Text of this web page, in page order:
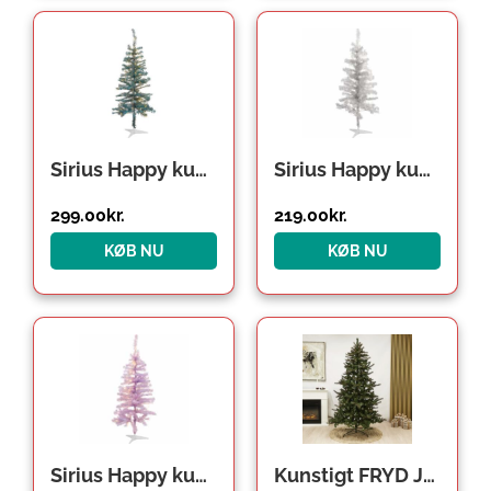
Sirius Happy kunstigt juletræ med lys, grøn, 120 cm
299.00kr.
KØB NU
Sirius Happy kunstigt juletræ med lys, sølv, 120 cm
219.00kr.
KØB NU
Sirius Happy kunstigt juletræ med lys, lilla, 120 cm Kunstigt FRYD Juletræ LED Klasse A